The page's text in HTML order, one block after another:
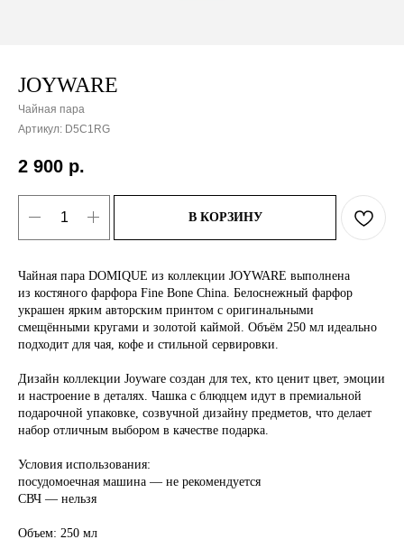
JOYWARE
Чайная пара
Артикул: D5C1RG
2 900 р.
В КОРЗИНУ
Чайная пара DOMIQUE из коллекции JOYWARE выполнена
из костяного фарфора Fine Bone China. Белоснежный фарфор
украшен ярким авторским принтом с оригинальными
смещёнными кругами и золотой каймой. Объём 250 мл идеально
подходит для чая, кофе и стильной сервировки.
Дизайн коллекции Joyware создан для тех, кто ценит цвет, эмоции
и настроение в деталях. Чашка с блюдцем идут в премиальной
подарочной упаковке, созвучной дизайну предметов, что делает
набор отличным выбором в качестве подарка.
Условия использования:
посудомоечная машина — не рекомендуется
СВЧ — нельзя
Объем: 250 мл